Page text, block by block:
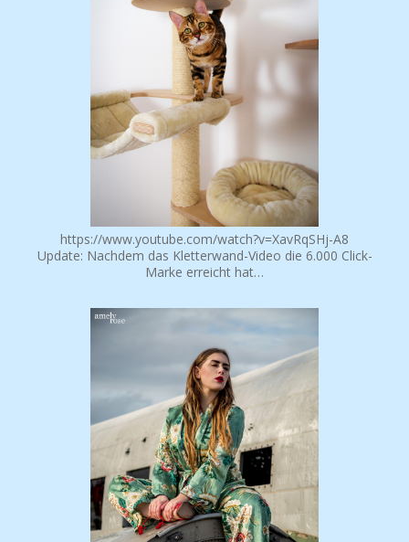
https://www.youtube.com/watch?v=XavRqSHj-A8
Update: Nachdem das Kletterwand-Video die 6.000 Click-
Marke erreicht hat…